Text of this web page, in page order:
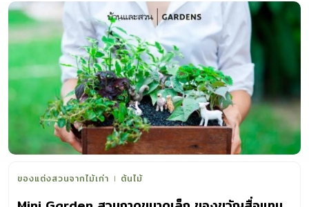
เราจะได้ยินเสียงร้องของลิงกังสอดเเทรกสลับกับเสียงรถยนต์
เป็นระยะ บรรยากาศโดยรวมของชุมชนบ้านบางหมากจึงยังคง
ความเรียบง่ายเเละเนิบช้า เป็นเสน่ห์ให้คนเมืองหลวงโหยหา เเละ
อยาก(กลับ)มาสัมผัส เช่นเดียวกับ คุณคม ศรีราช อดีตวิศวกร
หนุ่มจากเมืองกรุงฯ ที่ย้อนกลับมายังที่นี่อีกครั้งในวัยสามสิบต้น
ๆ ซึ่งกำลังก้าวหน้าในหน้าที่การงานที่ร่ำเรียนมา ด้วยใจที่มอง
เห็นว่าบ้านเกิดของเขานั้นมีเสน่ห์ไม่ต่างจากถิ่นฐานอื่นที่เคยไปพบ
เห็นเเละท่องเที่ยว ไม่ใช่เรื่องเเปลกหากเราจะชื่นชมวัฒนธรรมเเละ
ธรรมชาติในดินเเดนอื่น เเต่จะมีสักกี่คนที่มองย้อนกลับมามองบ้าน
เกิดของตนเอง เเล้วพัฒนาให้ที่นั่นเกิดความพิเศษ เชื้อเชิญให้
ของแต่งสวนจากไม้เก่า ต้นไม้